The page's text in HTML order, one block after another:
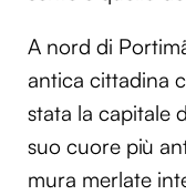
A nord di
antica cittadina
stata la capitale
suo cuore più
mura merlate